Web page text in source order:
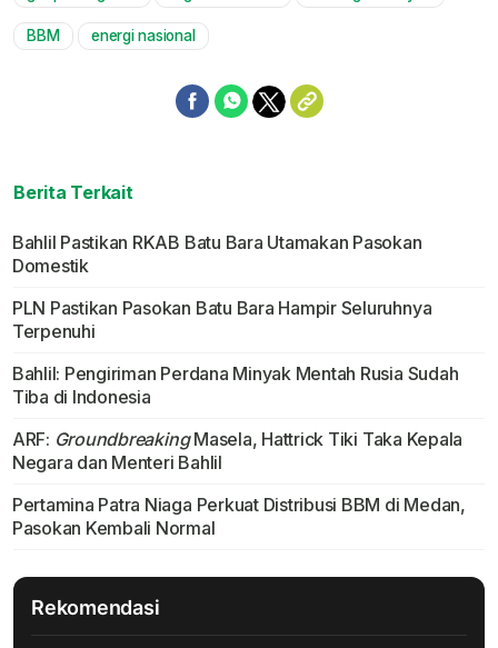
BBM energi nasional
Berita Terkait
Bahlil Pastikan RKAB Batu Bara Utamakan Pasokan
Domestik
PLN Pastikan Pasokan Batu Bara Hampir Seluruhnya
Terpenuhi
Bahlil: Pengiriman Perdana Minyak Mentah Rusia Sudah
Tiba di Indonesia
ARF: GroundbreakingMasela, Hattrick Tiki Taka Kepala
Negara dan Menteri Bahlil
Pertamina Patra Niaga Perkuat Distribusi BBM di Medan,
Pasokan Kembali Normal
Rekomendasi